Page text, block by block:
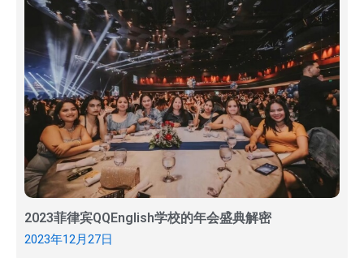
2023菲律宾QQEnglish学校的年会盛典解密
2023年12月27日